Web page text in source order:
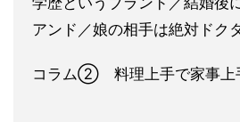
アンド／娘の相手は絶対ドク
コラム② 料理上手で家事上